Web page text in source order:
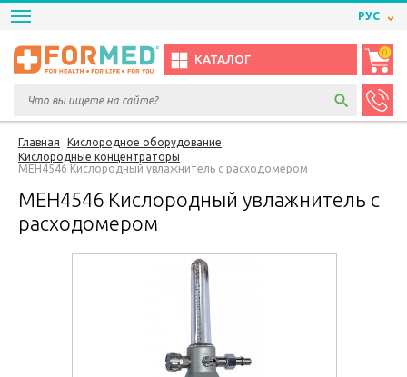
РУС
КАТАЛОГ
0
Главная
Кислородное оборудование
Кислородные концентраторы
МЕН4546 Кислородный увлажнитель с расходомером
МЕН4546 Кислородный увлажнитель с
расходомером